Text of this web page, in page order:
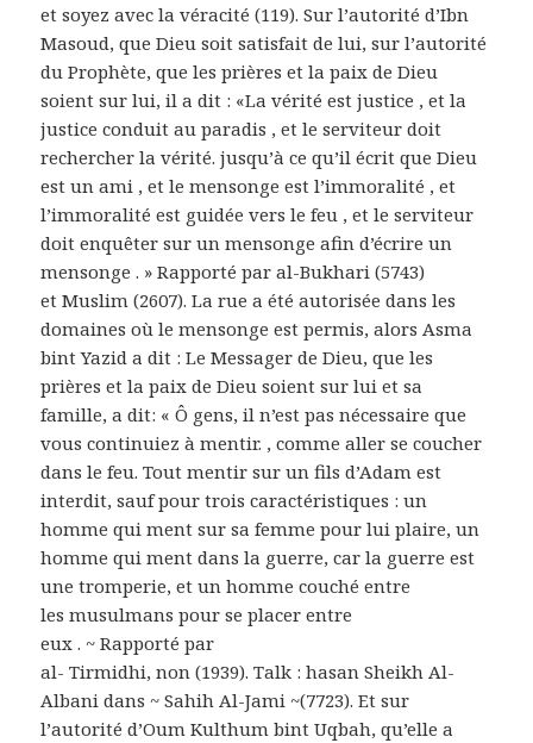
et soyez avec la véracité (119). Sur l’autorité d’Ibn
Masoud, que Dieu soit satisfait de lui, sur l’autorité
du Prophète, que les prières et la paix de Dieu
soient sur lui, il a dit : «La vérité est justice , et la
justice conduit au paradis , et le serviteur doit
rechercher la vérité. jusqu’à ce qu’il écrit que Dieu
est un ami , et le mensonge est l’immoralité , et
l’immoralité est guidée vers le feu , et le serviteur
doit enquêter sur un mensonge afin d’écrire un
mensonge . » Rapporté par al-Bukhari (5743)
et Muslim (2607). La rue a été autorisée dans les
domaines où le mensonge est permis, alors Asma
bint Yazid a dit : Le Messager de Dieu, que les
prières et la paix de Dieu soient sur lui et sa
famille, a dit: « Ô gens, il n’est pas nécessaire que
vous continuiez à mentir. , comme aller se coucher
dans le feu. Tout mentir sur un fils d’Adam est
interdit, sauf pour trois caractéristiques : un
homme qui ment sur sa femme pour lui plaire, un
homme qui ment dans la guerre, car la guerre est
une tromperie, et un homme couché entre
les musulmans pour se placer entre
eux . ~ Rapporté par
al- Tirmidhi, non (1939). Talk : hasan Sheikh Al-
Albani dans ~ Sahih Al-Jami ~(7723). Et sur
l’autorité d’Oum Kulthum bint Uqbah, qu’elle a